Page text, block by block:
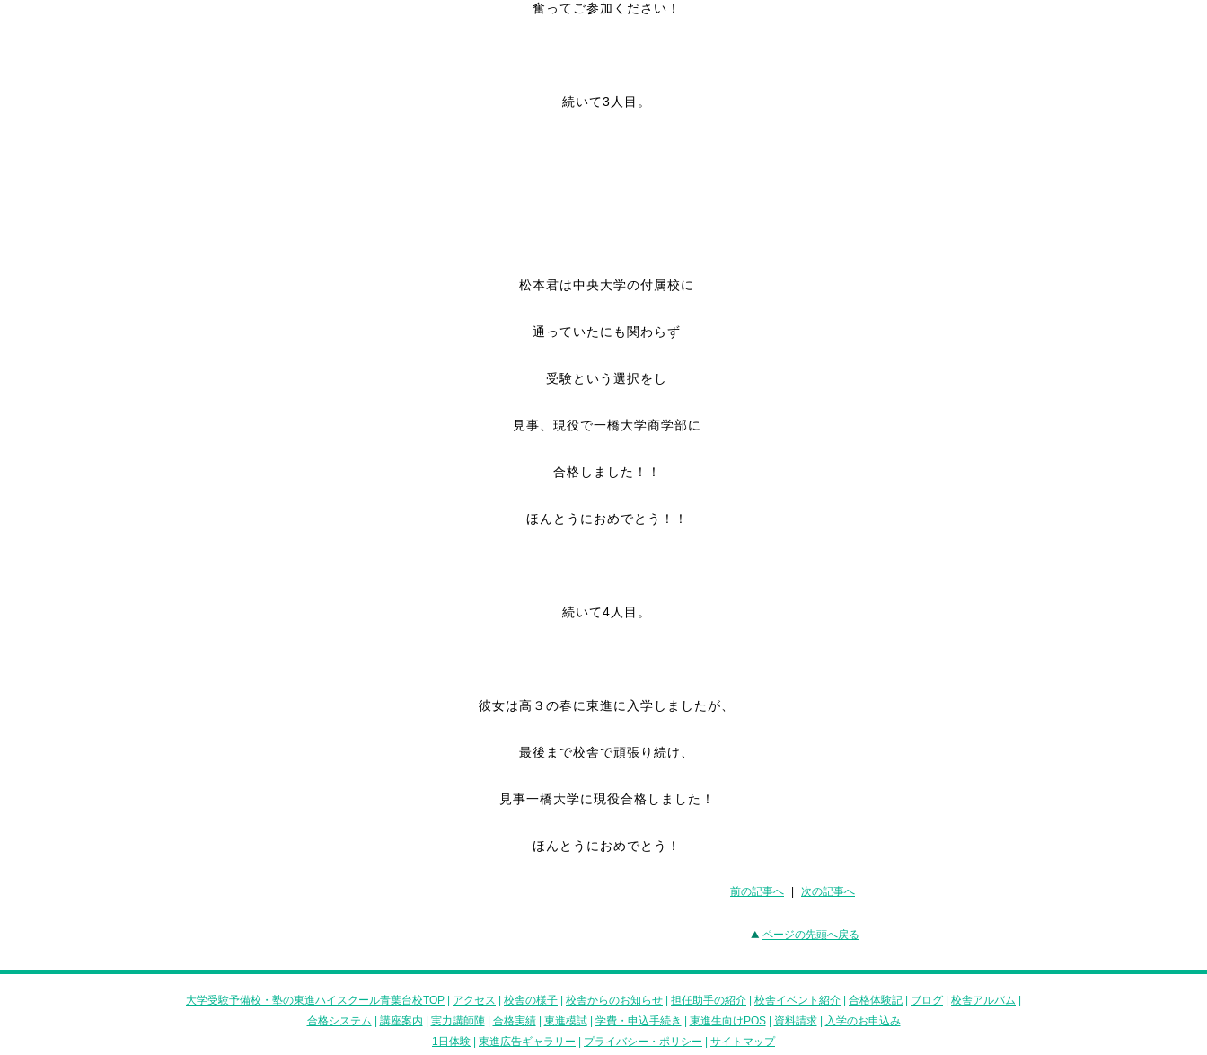
奮ってご参加ください！
続いて3人目。
松本君は中央大学の付属校に
通っていたにも関わらず
受験という選択をし
見事、現役で一橋大学商学部に
合格しました！！
ほんとうにおめでとう！！
続いて4人目。
彼女は高３の春に東進に入学しましたが、
最後まで校舎で頑張り続け、
見事一橋大学に現役合格しました！
ほんとうにおめでとう！
前の記事へ 次の記事へ
ページの先頭へ戻る
大学受験予備校・塾の東進ハイスクール青葉台校TOP アクセス 校舎の様子 校舎からのお知らせ 担任助手の紹介 校舎イベント紹介 合格体験記 ブログ 校舎アルバム
合格システム
講座案内 実力講師陣| 合格実績| 東進模試| 学費・申込手続き 東進生向けPOS| 資料請求|
入学のお申込み
1日体験
東進広告ギャラリー プライバシー・ポリシー サイトマップ